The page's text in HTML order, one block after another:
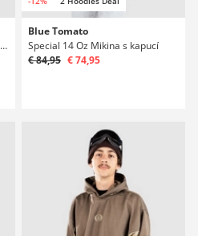
SB Bb Swoosh Grill Mikina s kapucí
Blue Tomato
Special 14 Oz Mikina s kapucí
€ 84,95 € 74,95